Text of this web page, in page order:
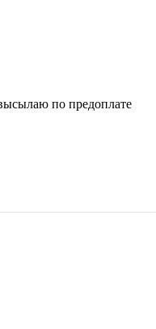
по предоплате